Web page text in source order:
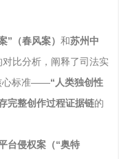
”（春风案） 和苏州中
对比分析，阐释了司法实
心标准——“人类独创性
完整创作过程证据链的
台侵权案（“奥特